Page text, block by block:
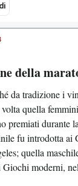
della
da tradizione i
volta quella
premiati durante
fu introdotta ai
quella
moderni,